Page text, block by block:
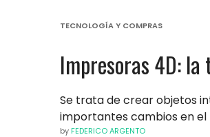
TECNOLOGÍA Y COMPRAS
Impresoras 4D:
Se trata de crear objetos
importantes cambios en
by FEDERICO ARGENTO